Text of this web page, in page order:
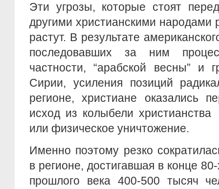
Эти угрозы, которые стоят
другими христианскими народами
растут. В результате
последовавших за ним
частности, “арабской весны” и
Сирии, усиления позиций
регионе, христиане оказались
исход из колыбели
или физическое уничтожение.
Именно поэтому резко
в регионе, достигавшая в конце
прошлого века 400-500 тысяч